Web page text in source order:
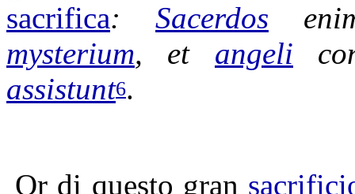
sacrifica: Sacerdos
mysterium, et angeli
assistunt6.
Or di questo gran